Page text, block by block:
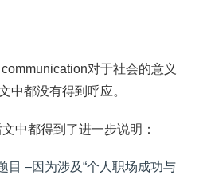
对于社会的意义
中都没有得到呼应。
中都得到了进一步说明：
目 –因为涉及“个人职场成功与